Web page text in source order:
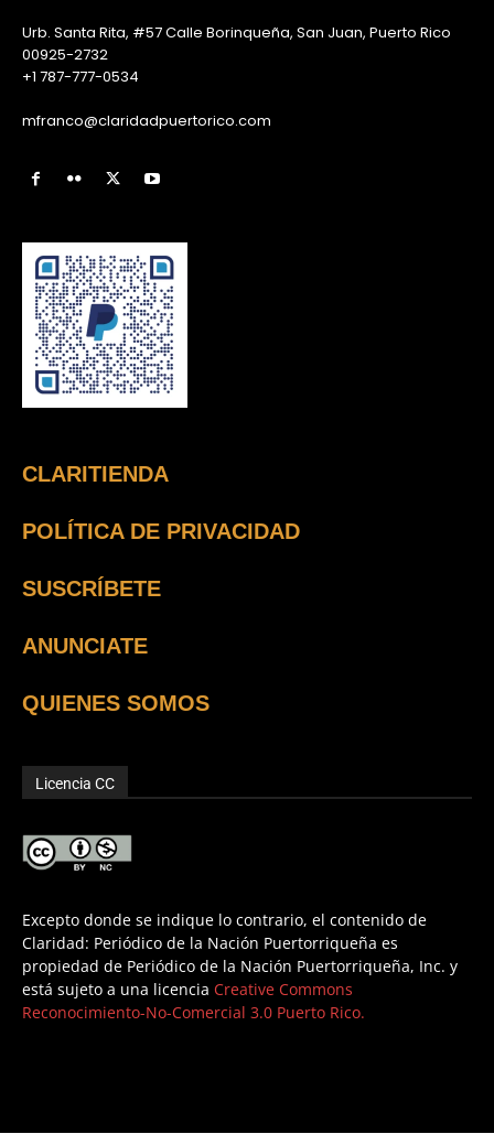
Urb. Santa Rita, #57 Calle Borinqueña, San Juan, Puerto Rico
00925-2732
+1 787-777-0534
mfranco@claridadpuertorico.com
CLARITIENDA
POLÍTICA DE PRIVACIDAD
SUSCRÍBETE
ANUNCIATE
QUIENES SOMOS
Licencia CC
Excepto donde se indique lo contrario, el contenido de
Claridad: Periódico de la Nación Puertorriqueña es
propiedad de Periódico de la Nación Puertorriqueña, Inc. y
está sujeto a una licencia Creative Commons
Reconocimiento-No-Comercial 3.0 Puerto Rico.